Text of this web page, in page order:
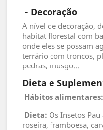
- Decoração
A nível de decoração,
habitat florestal com
onde eles se possam
terrário com troncos,
pedras, musgo...
Dieta e
Hábitos alimentares:
Dieta: Os Insetos
roseira, framboesa,